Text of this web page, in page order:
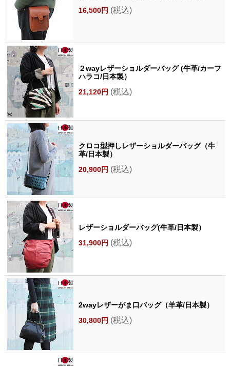
16,500円 (税込)
２wayレザーショルダーバッグ (牛革/カーフ
ハラコ/日本製）
21,120円 (税込)
クロコ型押しレザーショルダーバッグ（牛
革/日本製）
20,900円 (税込)
レザーショルダーバッグ(牛革/日本製）
31,900円 (税込)
2wayレザーがま口バッグ（羊革/日本製）
30,800円 (税込)